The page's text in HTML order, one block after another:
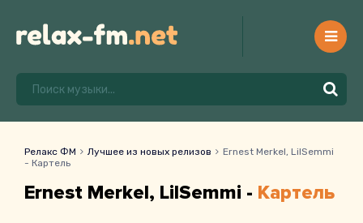
Релакс ФМ Лучшее из новых релизов
Ernest Merkel, LilSemmi
- Картель
Ernest Merkel, LilSemmi - Картель